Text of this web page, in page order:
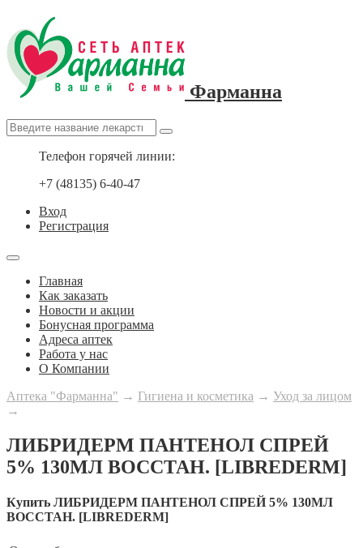
Фарманна
Телефон горячей линии:
+7 (48135) 6-40-47
Вход
Регистрация
Главная
Как заказать
Новости и акции
Бонусная программа
Адреса аптек
Работа у нас
О Компании
Аптека "Фарманна" → Гигиена и косметика → Уход за лицом
→
ЛИБРИДЕРМ ПАНТЕНОЛ СПРЕЙ
5% 130МЛ ВОССТАН. [LIBREDERM]
Купить ЛИБРИДЕРМ ПАНТЕНОЛ СПРЕЙ 5% 130МЛ
ВОССТАН. [LIBREDERM]